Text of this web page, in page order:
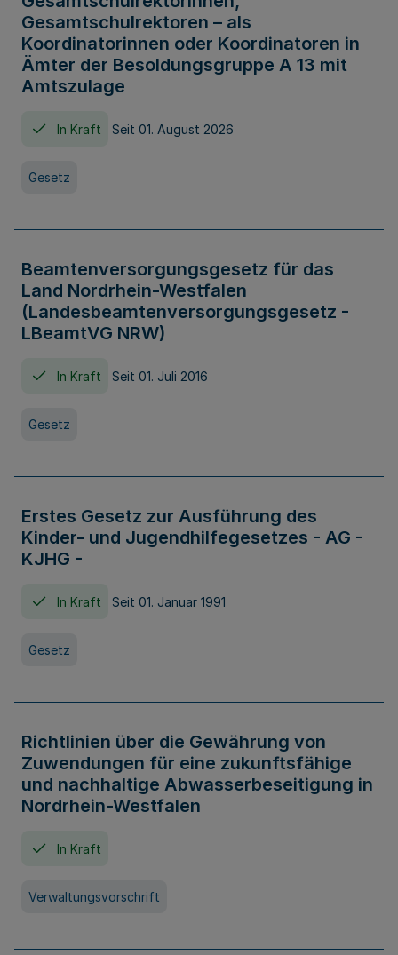
Gesamtschulrektoren – als
Koordinatorinnen oder Koordinatoren in
Ämter der Besoldungsgruppe A 13 mit
Amtszulage
In Kraft Seit 01. August 2026
Gesetz
Beamtenversorgungsgesetz für das
Land Nordrhein-Westfalen
(Landesbeamtenversorgungsgesetz -
LBeamtVG NRW)
In Kraft Seit 01. Juli 2016
Gesetz
Erstes Gesetz zur Ausführung des
Kinder- und Jugendhilfegesetzes - AG -
KJHG -
In Kraft Seit 01. Januar 1991
Gesetz
Richtlinien über die Gewährung von
Zuwendungen für eine zukunftsfähige
und nachhaltige Abwasserbeseitigung in
Nordrhein-Westfalen
In Kraft
Verwaltungsvorschrift